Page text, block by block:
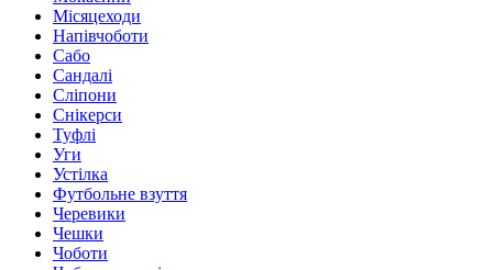
Місяцеходи
Напівчоботи
Сабо
Сандалі
Сліпони
Снікерси
Туфлі
Уги
Устілка
Футбольне взуття
Черевики
Чешки
Чоботи